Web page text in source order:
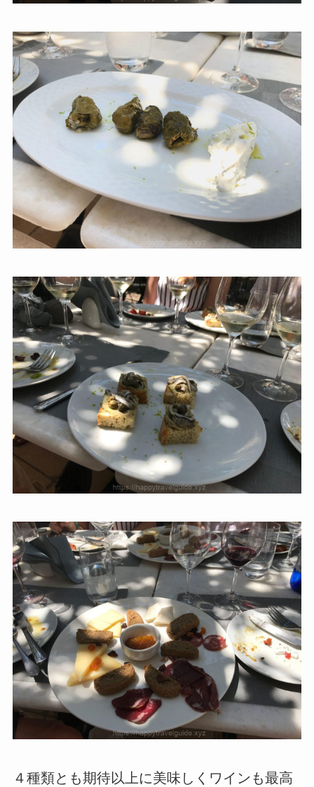
４種類とも期待以上に美味しくワインも最高